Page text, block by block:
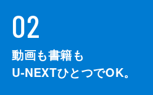
02
動画も書籍も
U-NEXTひとつでOK。